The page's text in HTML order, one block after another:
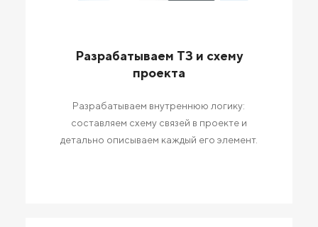
Разрабатываем ТЗ и схему
проекта
Разрабатываем внутреннюю логику:
составляем схему связей в проекте и
детально описываем каждый его элемент.